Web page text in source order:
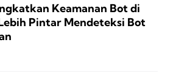
Keamanan Bot di
Pintar Mendeteksi Bot